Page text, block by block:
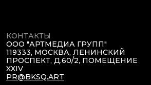
КОНТАКТЫ
ООО "АРТМЕДИА ГРУПП"
119333, МОСКВА, ЛЕНИНСКИЙ
ПРОСПЕКТ, Д.60/2, ПОМЕЩЕНИЕ
XXIV
PR@BKSQ.ART